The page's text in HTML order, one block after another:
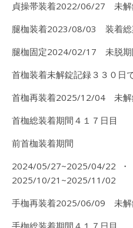
貞操帯装着2022/06/27 未解
腿枷装着2023/08/03 装着総
腿枷固定2024/02/17 未脱期
首枷装着未解錠記録３３０日
首枷再装着2025/12/04 未解
首枷総装着期間４１７日目
前首枷装着期間
2024/05/27~2025/04/22
2025/10/21~2025/11/02
手枷再装着2025/06/09 未解
手枷総装着期間４１７日目